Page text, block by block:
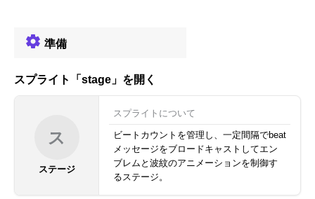
準備
スプライト「stage」を開く
ス
ステージ
スプライトについて
ビートカウントを管理し、一定間隔でbeat
メッセージをブロードキャストしてエン
ブレムと波紋のアニメーションを制御す
るステージ。